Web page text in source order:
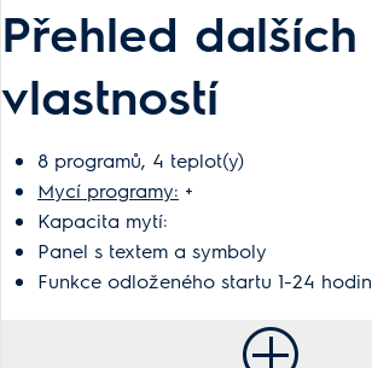
Přehled dalších
vlastností
8 programů, 4 teplot(y)
Mycí programy: +
Kapacita mytí:
Panel s textem a symboly
Funkce odloženého startu 1-24 hodin